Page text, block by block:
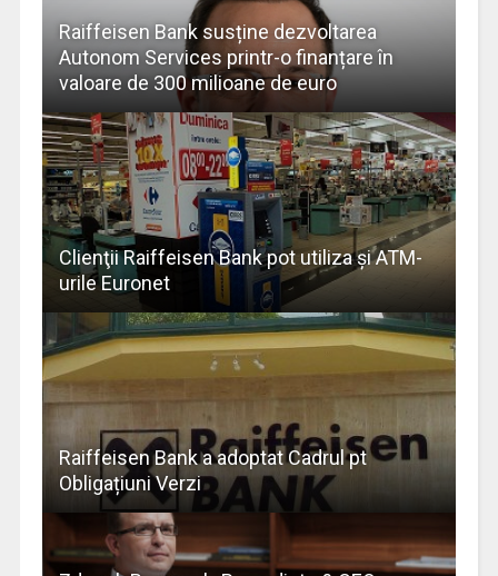
Raiffeisen Bank susține dezvoltarea
Autonom Services printr-o finanțare în
valoare de 300 milioane de euro
Clienţii Raiffeisen Bank pot utiliza şi ATM-
urile Euronet
Raiffeisen Bank a adoptat Cadrul pt
Obligațiuni Verzi